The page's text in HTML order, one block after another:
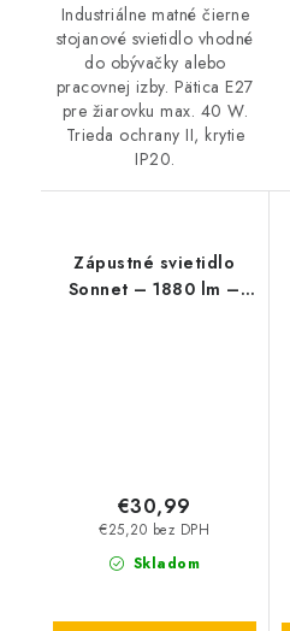
Industriálne matné čierne
stojanové svietidlo vhodné
do obývačky alebo
pracovnej izby. Pätica E27
pre žiarovku max. 40 W.
Trieda ochrany II, krytie
IP20.
Zápustné svietidlo
Sonnet – 1880 lm –
Skladom
€25,20 bez DPH
€30,99